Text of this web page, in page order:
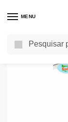
MENU
Halloween